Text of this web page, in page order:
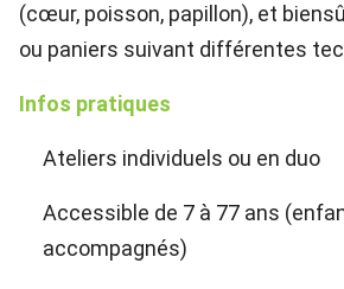
(cœur, poisson, papillon), et
ou paniers suivant différentes
Infos pratiques
Ateliers individuels ou en duo
Accessible de 7 à 77 ans
accompagnés)